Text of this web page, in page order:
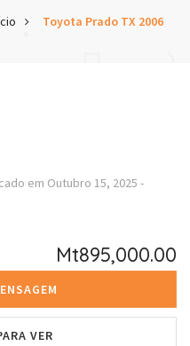
Toyota Prado TX 2006
em Outubro 15, 2025 -
Mt895,000.00
VER